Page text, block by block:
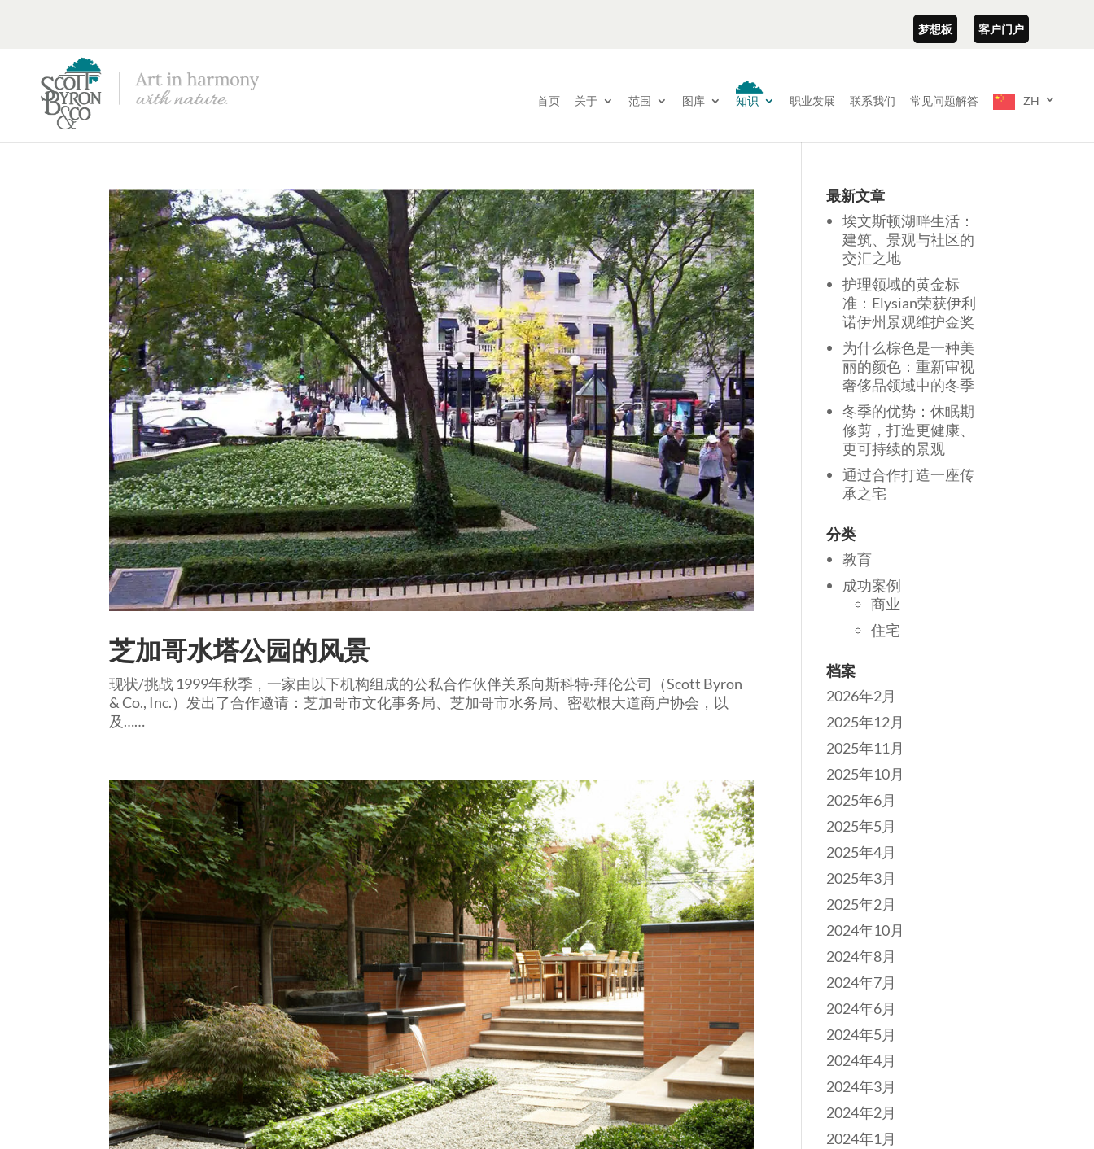
梦想板 客户门户
首页 关于 范围 图库 知识 职业发展 联系我们 常见问题解答 ZH
芝加哥水塔公园的风景
现状/挑战 1999年秋季，一家由以下机构组成的公私合作伙伴关系向斯科特·拜伦公司（Scott Byron
& Co., Inc.）发出了合作邀请：芝加哥市文化事务局、芝加哥市水务局、密歇根大道商户协会，以
及……
最新文章
埃文斯顿湖畔生活：
建筑、景观与社区的
交汇之地
护理领域的黄金标
准：Elysian荣获伊利
诺伊州景观维护金奖
为什么棕色是一种美
丽的颜色：重新审视
奢侈品领域中的冬季
冬季的优势：休眠期
修剪，打造更健康、
更可持续的景观
通过合作打造一座传
承之宅
分类
教育
成功案例
商业
住宅
档案
2026年2月
2025年12月
2025年11月
2025年10月
2025年6月
2025年5月
2025年4月
2025年3月
2025年2月
2024年10月
2024年8月
2024年7月
2024年6月
2024年5月
2024年4月
2024年3月
2024年2月
2024年1月